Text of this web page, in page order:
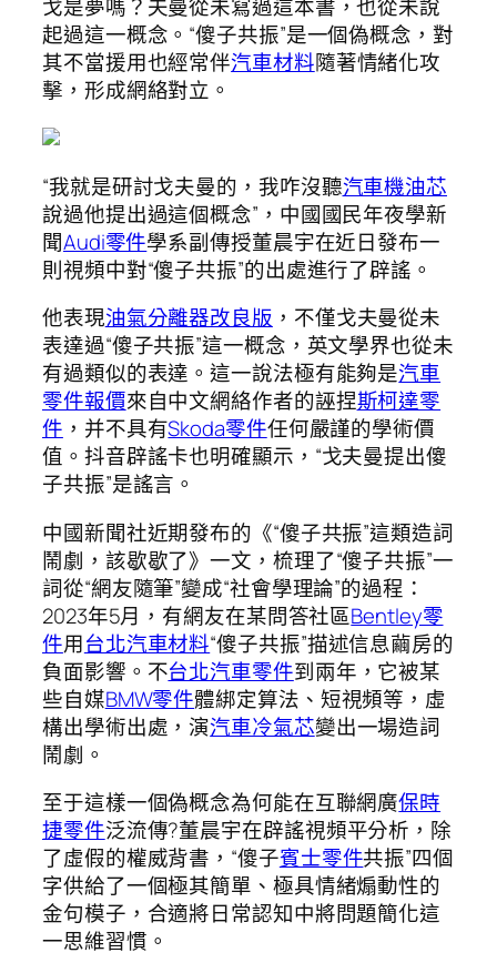
戈是夢嗎？夫曼從未寫過這本書，也從未說
起過這一概念。“傻子共振”是一個偽概念，對
其不當援用也經常伴汽車材料隨著情緒化攻
擊，形成網絡對立。
“我就是研討戈夫曼的，我咋沒聽汽車機油芯
說過他提出過這個概念”，中國國民年夜學新
聞Audi零件學系副傳授董晨宇在近日發布一
則視頻中對“傻子共振”的出處進行了辟謠。
他表現油氣分離器改良版 ，不僅戈夫曼從未
表達過“傻子共振”這一概念，英文學界也從未
有過類似的表達。這一說法極有能夠是汽車
零件報價來自中文網絡作者的誣捏斯柯達零
件 ，并不具有Skoda零件任何嚴謹的學術價
值。抖音辟謠卡也明確顯示，“戈夫曼提出傻
子共振”是謠言。
中國新聞社近期發布的《“傻子共振”這類造詞
鬧劇，該歇歇了》一文，梳理了“傻子共振”一
詞從“網友隨筆”變成“社會學理論”的過程：
2023年5月，有網友在某問答社區Bentley零
件用台北汽車材料“傻子共振”描述信息繭房的
負面影響。不台北汽車零件到兩年，它被某
些自媒BMW零件體綁定算法、短視頻等，虛
構出學術出處，演汽車冷氣芯變出一場造詞
鬧劇。
至于這樣一個偽概念為何能在互聯網廣保時
捷零件泛流傳?董晨宇在辟謠視頻平分析，除
了虛假的權威背書，“傻子賓士零件共振”四個
字供給了一個極其簡單、極具情緒煽動性的
金句模子，合適將日常認知中將問題簡化這
一思維習慣。